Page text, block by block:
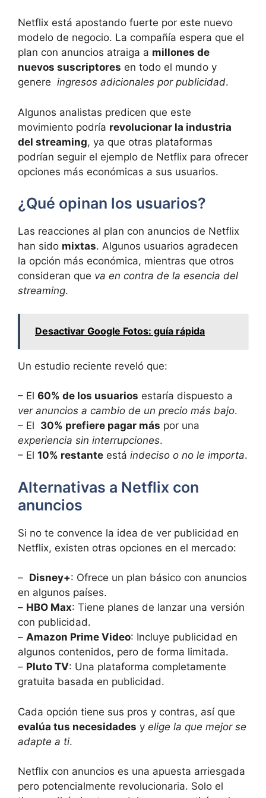
Netflix​ está apostando fuerte por este nuevo
modelo de negocio. La compañía espera que el
⁢plan con anuncios atraiga⁤ a⁣ millones de
nuevos suscriptores en todo el mundo y
genere ‍ ingresos⁣ adicionales por publicidad.
Algunos analistas predicen que este
movimiento podría revolucionar la industria
del streaming, ya que otras plataformas
podrían seguir ⁤el ejemplo de Netflix para ofrecer
opciones más económicas a sus usuarios.
¿Qué opinan los usuarios?
Las reacciones al plan con anuncios de Netflix
han sido mixtas. Algunos usuarios agradecen
la opción más⁣ económica, mientras que otros
consideran‌ que va en contra de la​ esencia del
‌streaming.
Desactivar Google Fotos: guía rápida
Un estudio⁢ reciente reveló que:
– El 60% de los usuarios estaría dispuesto⁣ a
ver anuncios a cambio de un precio más bajo.
– El ‍ 30% prefiere pagar más por ⁣una⁣
experiencia sin ‍interrupciones.
– El 10% restante está indeciso o no le importa.
Alternativas a ⁢Netflix con
anuncios
Si ‍no te convence la idea ‌de ver publicidad en
Netflix, existen otras opciones en ⁢el ‍mercado:
– ‌ Disney+: Ofrece un plan básico con anuncios
en algunos países.
– HBO Max:⁣ Tiene planes​ de lanzar una versión
con⁣ publicidad.
– Amazon‍ Prime Video: Incluye publicidad en
algunos contenidos, pero de forma⁢ limitada.
– Pluto TV:⁤ Una plataforma ​completamente
gratuita basada en publicidad.
Cada opción tiene sus pros y contras, así que
evalúa ​tus necesidades y elige la que mejor se
adapte a ti.
Netflix con anuncios es una apuesta arriesgada
pero potencialmente ‍revolucionaria. Solo el